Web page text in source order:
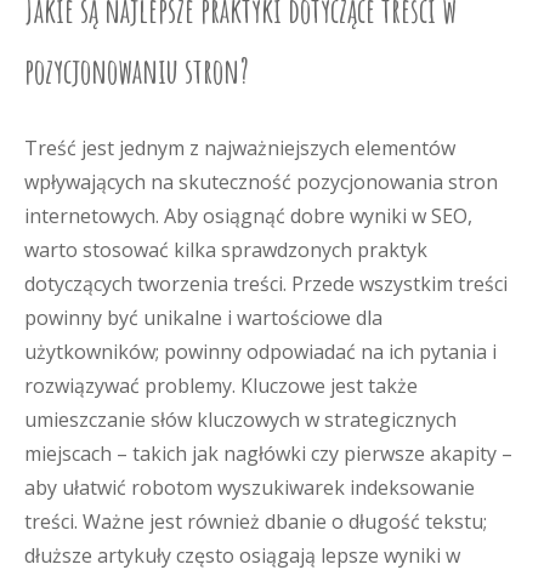
Jakie są najlepsze praktyki dotyczące treści w
pozycjonowaniu stron?
Treść jest jednym z najważniejszych elementów
wpływających na skuteczność pozycjonowania stron
internetowych. Aby osiągnąć dobre wyniki w SEO,
warto stosować kilka sprawdzonych praktyk
dotyczących tworzenia treści. Przede wszystkim treści
powinny być unikalne i wartościowe dla
użytkowników; powinny odpowiadać na ich pytania i
rozwiązywać problemy. Kluczowe jest także
umieszczanie słów kluczowych w strategicznych
miejscach – takich jak nagłówki czy pierwsze akapity –
aby ułatwić robotom wyszukiwarek indeksowanie
treści. Ważne jest również dbanie o długość tekstu;
dłuższe artykuły często osiągają lepsze wyniki w